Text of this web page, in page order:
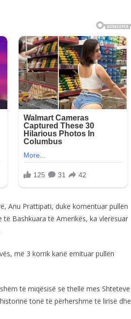
Anu Prattipati, duke komentuar pullën
Bashkuara të Amerikës, ka vlerësuar
më 3 korrik kanë emituar pullën
të miqësisë së thellë mes Shteteve
tonë të përhershme të lirisë dhe